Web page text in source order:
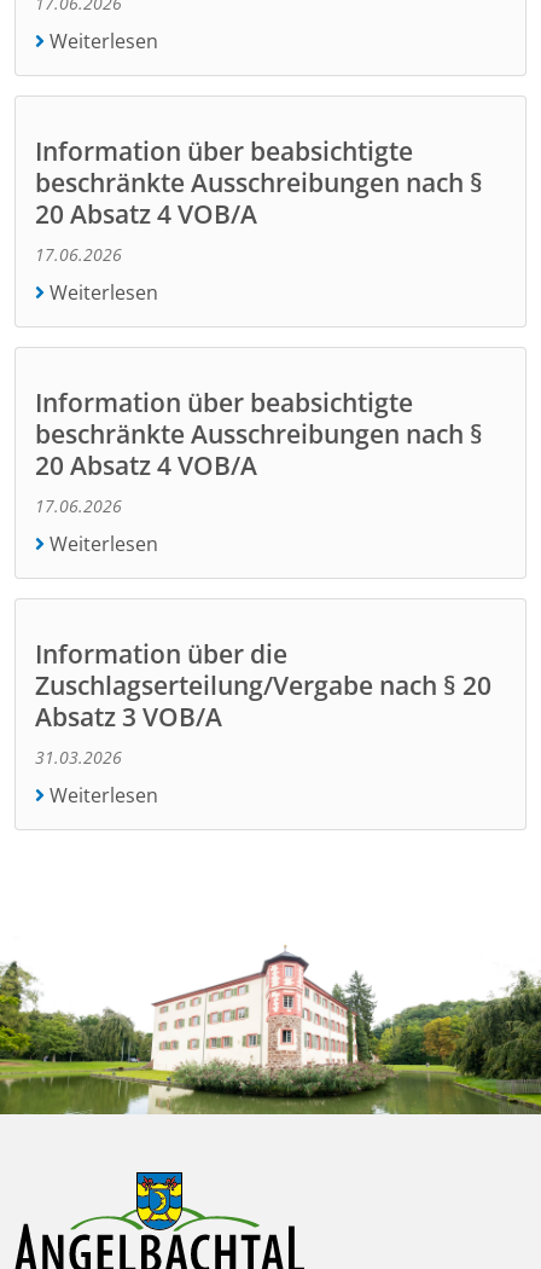
Weiterlesen
Information über beabsichtigte
beschränkte Ausschreibungen nach §
20 Absatz 4 VOB/A
17.06.2026
Weiterlesen
Information über beabsichtigte
beschränkte Ausschreibungen nach §
20 Absatz 4 VOB/A
17.06.2026
Weiterlesen
Information über die
Zuschlagserteilung/Vergabe nach § 20
Absatz 3 VOB/A
31.03.2026
Weiterlesen